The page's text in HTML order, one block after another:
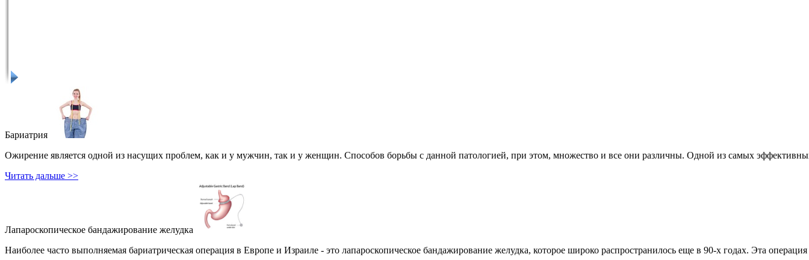
Бариатрия
Ожирение является одной из насущих проблем, как и у мужчин, так и у женщин. Способов борьбы с данной патологией, при этом, множество и все они различны. Одной из самых
Читать дальше >>
Лапароскопическое бандажирование желудка
Наиболее часто выполняемая бариатрическая операция в Европе и Израиле - это лапароскопическое бандажирование желудка, которое широко распространилось еще в 90-х годах. Эта